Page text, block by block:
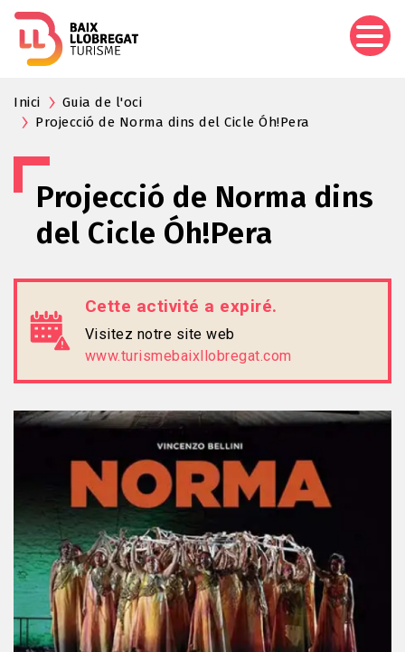
Inici
Guia de l'oci
Projecció de Norma dins del Cicle Óh!Pera
Projecció de Norma dins
del Cicle Óh!Pera
Cette activité a expiré.
Visitez notre site web
www.turismebaixllobregat.com